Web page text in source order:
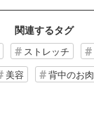
関連するタグ
ストレッチ
美容 背中のお肉